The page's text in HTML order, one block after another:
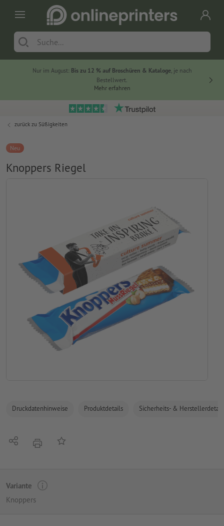
Nur im August: Bis zu 12 % auf Broschüren & Kataloge, je nach
Bestellwert.
Mehr erfahren
zurück zu Süßigkeiten
Neu
Knoppers Riegel
Druckdatenhinweise Produktdetails Sicherheits- &
Teilen DruckenAuf die Merkliste
Variante
Knoppers